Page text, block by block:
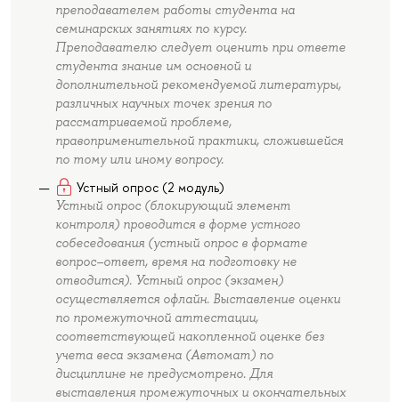
преподавателем работы студента на
семинарских занятиях по курсу.
Преподавателю следует оценить при ответе
студента знание им основной и
дополнительной рекомендуемой литературы,
различных научных точек зрения по
рассматриваемой проблеме,
правоприменительной практики, сложившейся
по тому или иному вопросу.
Устный опрос (2 модуль)
Устный опрос (блокирующий элемент
контроля) проводится в форме устного
собеседования (устный опрос в формате
вопрос–ответ, время на подготовку не
отводится). Устный опрос (экзамен)
осуществляется офлайн. Выставление оценки
по промежуточной аттестации,
соответствующей накопленной оценке без
учета веса экзамена (Автомат) по
дисциплине не предусмотрено. Для
выставления промежуточных и окончательных